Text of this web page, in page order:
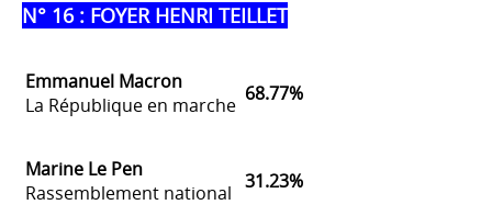
N° 16 : FOYER HENRI TEILLET
Emmanuel Macron
La République en marche 68.77%
Marine Le Pen
Rassemblement national 31.23%